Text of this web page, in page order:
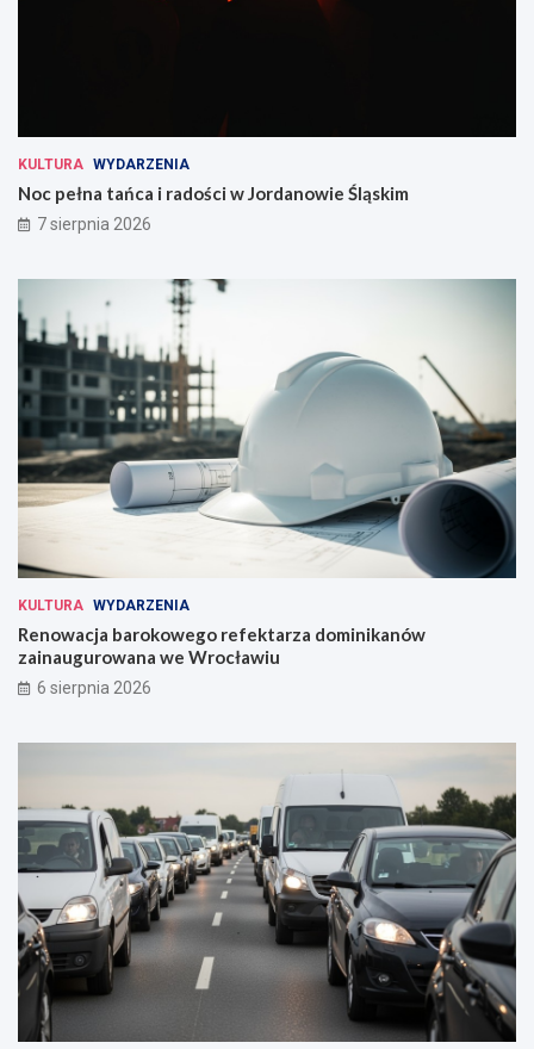
KULTURA WYDARZENIA
Noc pełna tańca i radości w Jordanowie Śląskim
7 sierpnia 2026
KULTURA WYDARZENIA
Renowacja barokowego refektarza dominikanów
zainaugurowana we Wrocławiu
6 sierpnia 2026